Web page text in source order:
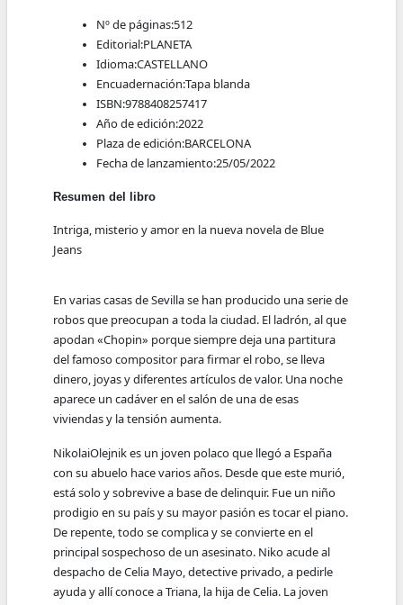
Nº de páginas:512
Editorial:PLANETA
Idioma:CASTELLANO
Encuadernación:Tapa blanda
ISBN:9788408257417
Año de edición:2022
Plaza de edición:BARCELONA
Fecha de lanzamiento:25/05/2022
Resumen del libro
Intriga, misterio y amor en la nueva novela de Blue
Jeans
En varias casas de Sevilla se han producido una serie de
robos que preocupan a toda la ciudad. El ladrón, al que
apodan «Chopin» porque siempre deja una partitura
del famoso compositor para firmar el robo, se lleva
dinero, joyas y diferentes artículos de valor. Una noche
aparece un cadáver en el salón de una de esas
viviendas y la tensión aumenta.
NikolaiOlejnik es un joven polaco que llegó a España
con su abuelo hace varios años. Desde que este murió,
está solo y sobrevive a base de delinquir. Fue un niño
prodigio en su país y su mayor pasión es tocar el piano.
De repente, todo se complica y se convierte en el
principal sospechoso de un asesinato. Niko acude al
despacho de Celia Mayo, detective privado, a pedirle
ayuda y allí conoce a Triana, la hija de Celia. La joven